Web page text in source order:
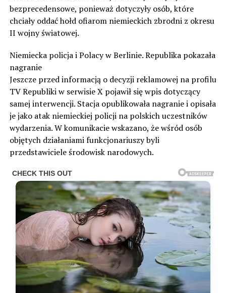
bezprecedensowe, ponieważ dotyczyły osób, które
chciały oddać hołd ofiarom niemieckich zbrodni z okresu
II wojny światowej.
Niemiecka policja i Polacy w Berlinie. Republika pokazała
nagranie
Jeszcze przed informacją o decyzji reklamowej na profilu
TV Republiki w serwisie X pojawił się wpis dotyczący
samej interwencji. Stacja opublikowała nagranie i opisała
je jako atak niemieckiej policji na polskich uczestników
wydarzenia. W komunikacie wskazano, że wśród osób
objętych działaniami funkcjonariuszy byli
przedstawiciele środowisk narodowych.